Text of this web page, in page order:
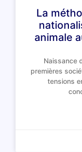
La
animale
Naissance
premières
tensions